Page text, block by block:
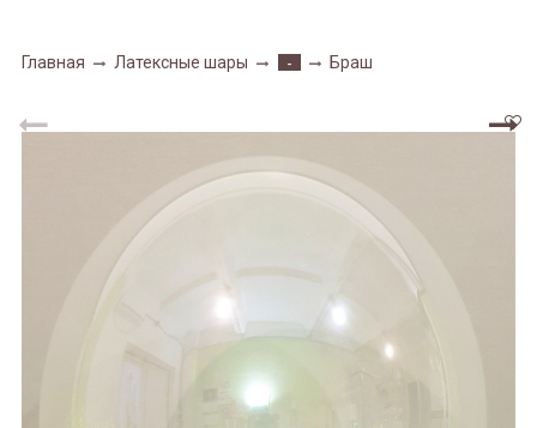
Главная Латексные шары - Браш